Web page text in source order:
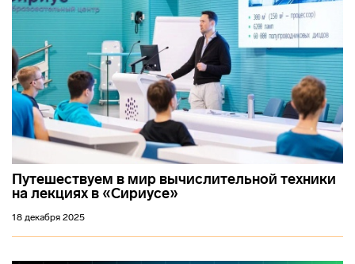
Путешествуем в мир вычислительной техники
на лекциях в «Сириусе»
18 декабря 2025